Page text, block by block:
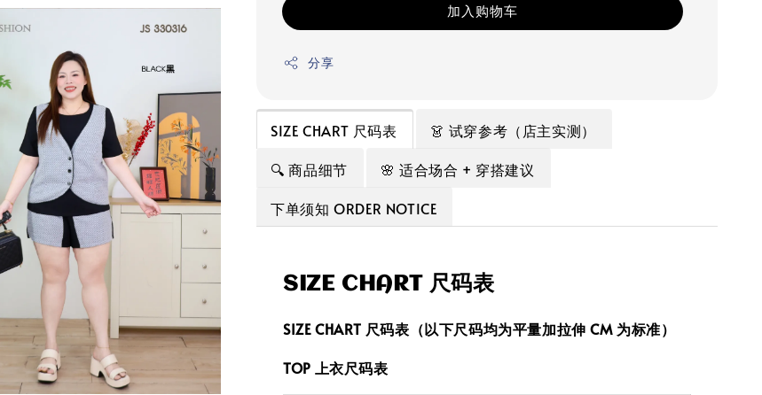
加入购物车
分享
SIZE CHART 尺码表
👗 试穿参考（店主实测）
🔍 商品细节
🌸 适合场合 + 穿搭建议
下单须知 ORDER NOTICE
SIZE CHART 尺码表
SIZE CHART 尺码表（以下尺码均为平量加拉伸 CM 为标准）
TOP 上衣尺码表